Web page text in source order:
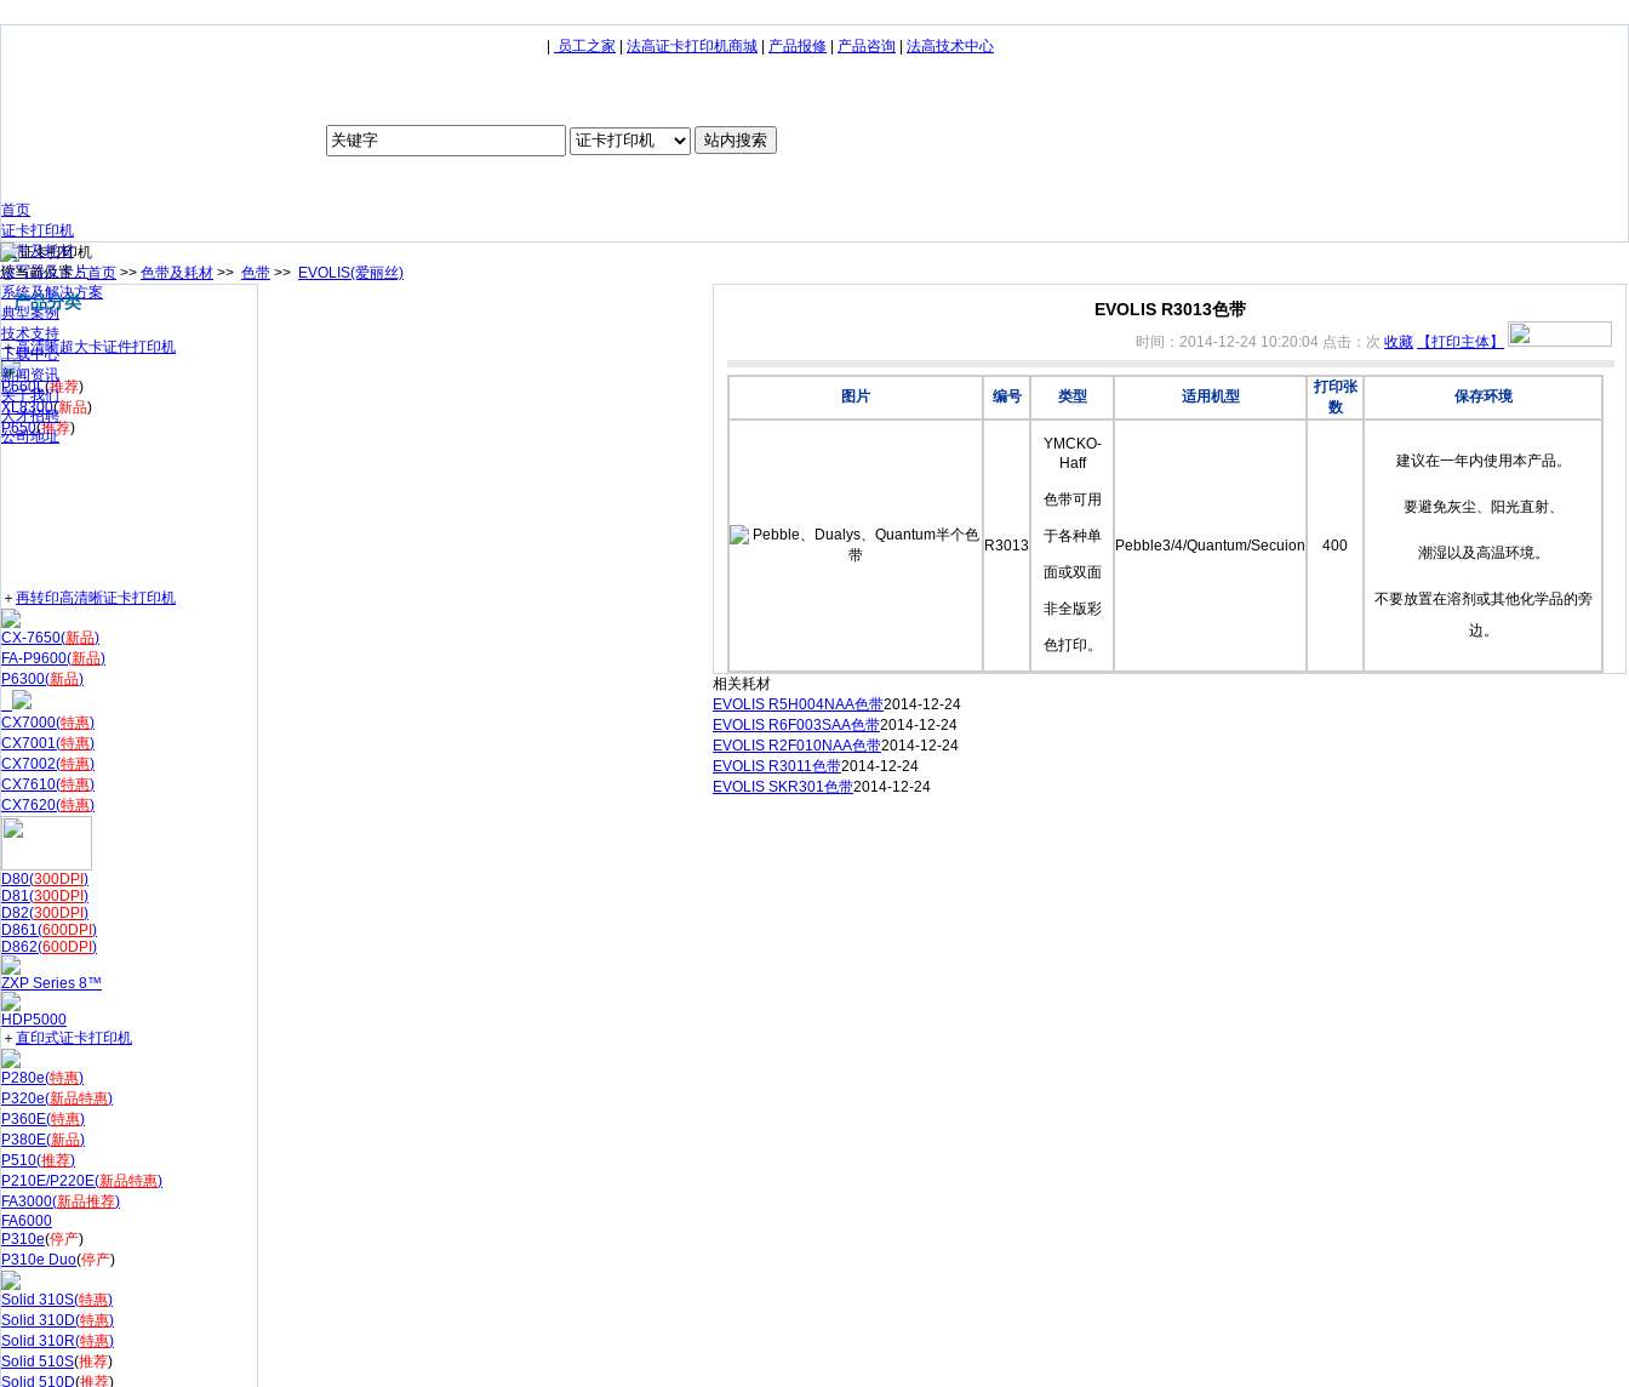
员工之家 法高证卡打印机商城 产品报修 产品咨询 法高技术中心
首页
证卡打印机
色带及耗材
读写器及卡片
系统及解决方案
典型案例
技术支持
下载中心
新闻资讯
关于我们
人才招聘
公司地址
您当前位置：首页 >> 色带及耗材 >> 色带 >> EVOLIS(爱丽丝)
EVOLIS R3013色带
时间：2014-12-24 10:20:04 点击： 次 收藏 【打印主体】
图片 编号 类型 适用机型
打印张
数
保存环境
R3013
YMCKO-
Haff
色带可用
于各种单
面或双面
非全版彩
色打印。
Pebble3/4/Quantum/Secuion 400
建议在一年内使用本产品。
要避免灰尘、阳光直射、
潮湿以及高温环境。
不要放置在溶剂或其他化学品的旁
边。
相关耗材
EVOLIS R5H004NAA色带2014-12-24
EVOLIS R6F003SAA色带2014-12-24
EVOLIS R2F010NAA色带2014-12-24
EVOLIS R3011色带2014-12-24
EVOLIS SKR301色带2014-12-24
产品分类
＋高清晰超大卡证件打印机
P660L(推荐)
XL8300(新品)
P650(推荐)
＋再转印高清晰证卡打印机
CX-7650(新品)
FA-P9600(新品)
P6300(新品)
CX7000(特惠)
CX7001(特惠)
CX7002(特惠)
CX7610(特惠)
CX7620(特惠)
D80(300DPI )
D81(300DPI )
D82(300DPI )
D861(600DPI )
D862(600DPI )
ZXP Series 8™
HDP5000
＋直印式证卡打印机
P280e(特惠)
P320e(新品特惠)
P360E(特惠)
P380E(新品)
P510(推荐)
P210E/P220E(新品特惠)
FA3000(新品推荐)
FA6000
P310e(停产)
P310e Duo(停产)
Solid 310S(特惠)
Solid 310D(特惠)
Solid 310R(特惠)
Solid 510S(推荐)
Solid 510D(推荐)